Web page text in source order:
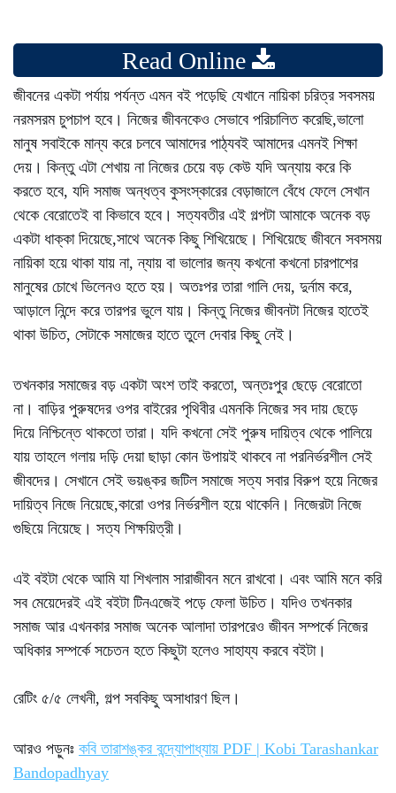
Read Online
জীবনের একটা পর্যায় পর্যন্ত এমন ব‌ই পড়েছি যেখানে নায়িকা চরিত্র সবসময়
নরমসরম চুপচাপ হবে। নিজের জীবনকেও সেভাবে পরিচালিত করেছি,ভালো
মানুষ সবাইকে মান্য করে চলবে আমাদের পাঠ্যব‌ই আমাদের এমন‌ই শিক্ষা
দেয়। কিন্তু এটা শেখায় না নিজের চেয়ে বড় কেউ যদি অন্যায় করে কি
করতে হবে, যদি সমাজ অন্ধত্ব কুসংস্কারের বেড়াজালে বেঁধে ফেলে সেখান
থেকে বেরোতেই বা কিভাবে হবে। সত্যবতীর এই গল্পটা আমাকে অনেক বড়
একটা ধাক্কা দিয়েছে,সাথে অনেক কিছু শিখিয়েছে। শিখিয়েছে জীবনে সবসময়
নায়িকা হয়ে থাকা যায় না, ন্যায় বা ভালোর জন্য কখনো কখনো চারপাশের
মানুষের চোখে ভিলেনও হতে হয়। অতঃপর তারা গালি দেয়, দুর্নাম করে,
আড়ালে নিন্দে করে তারপর ভুলে যায়। কিন্তু নিজের জীবনটা নিজের হাতেই
থাকা উচিত, সেটাকে সমাজের হাতে তুলে দেবার কিছু নেই।
তখনকার সমাজের বড় একটা অংশ তাই করতো, অন্তঃপুর ছেড়ে বেরোতো
না। বাড়ির পুরুষদের ওপর বাইরের পৃথিবীর এমনকি নিজের সব দায় ছেড়ে
দিয়ে নিশ্চিন্তে থাকতো তারা। যদি কখনো সেই পুরুষ দায়িত্ব থেকে পালিয়ে
যায় তাহলে গলায় দড়ি দেয়া ছাড়া কোন উপায়ই থাকবে না পরনির্ভরশীল সেই
জীবদের। সেখানে সেই ভয়ঙ্কর জটিল সমাজে সত্য সবার বিরুপ হয়ে নিজের
দায়িত্ব নিজে নিয়েছে,কারো ওপর নির্ভরশীল হয়ে থাকেনি। নিজেরটা নিজে
গুছিয়ে নিয়েছে। সত্য শিক্ষয়িত্রী।
এই ব‌ইটা থেকে আমি যা শিখলাম সারাজীবন মনে রাখবো। এবং আমি মনে করি
সব মেয়েদেরই এই ব‌ইটা টিন‌এজেই পড়ে ফেলা উচিত। যদিও তখনকার
সমাজ আর এখনকার সমাজ অনেক আলাদা তারপরেও জীবন সম্পর্কে নিজের
অধিকার সম্পর্কে সচেতন হতে কিছুটা হলেও সাহায্য করবে ব‌ইটা।
রেটিং ৫/৫ লেখনী, গল্প সবকিছু অসাধারণ ছিল।
আরও পড়ুনঃ কবি তারাশঙ্কর বন্দ্যোপাধ্যায় PDF | Kobi Tarashankar
Bandopadhyay